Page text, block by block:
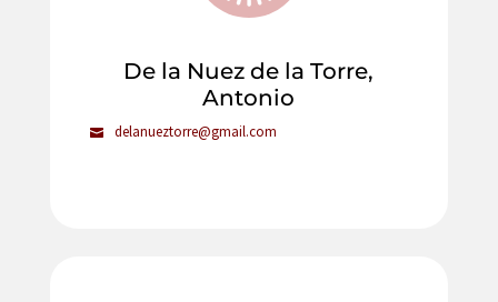
De la Nuez de la Torre,
Antonio
delanueztorre@gmail.com